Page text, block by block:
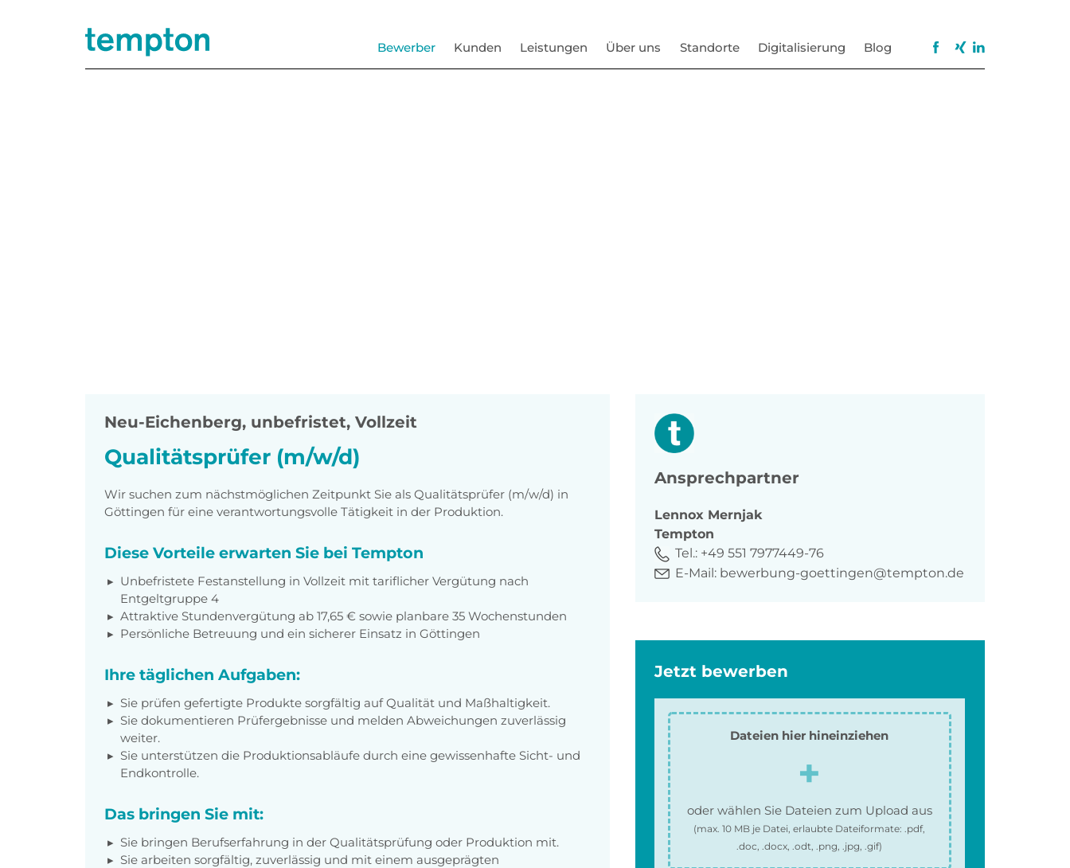
Bewerber Kunden Leistungen Über uns Standorte Digitalisierung Blog
Neu-Eichenberg, unbefristet, Vollzeit
Qualitätsprüfer (m/w/d)
Wir suchen zum nächstmöglichen Zeitpunkt Sie als Qualitätsprüfer (m/w/d) in
Göttingen für eine verantwortungsvolle Tätigkeit in der Produktion.
Diese Vorteile erwarten Sie bei Tempton
Unbefristete Festanstellung in Vollzeit mit tariflicher Vergütung nach
Entgeltgruppe 4
Attraktive Stundenvergütung ab 17,65 € sowie planbare 35 Wochenstunden
Persönliche Betreuung und ein sicherer Einsatz in Göttingen
Ihre täglichen Aufgaben:
Sie prüfen gefertigte Produkte sorgfältig auf Qualität und Maßhaltigkeit.
Sie dokumentieren Prüfergebnisse und melden Abweichungen zuverlässig
weiter.
Sie unterstützen die Produktionsabläufe durch eine gewissenhafte Sicht- und
Endkontrolle.
Das bringen Sie mit:
Sie bringen Berufserfahrung in der Qualitätsprüfung oder Produktion mit.
Sie arbeiten sorgfältig, zuverlässig und mit einem ausgeprägten
Ansprechpartner
Lennox Mernjak
Tempton
Tel.: +49 551 7977449-76
E-Mail: bewerbung-goettingen@tempton.de
Jetzt bewerben
Dateien hier hineinziehen
oder wählen Sie Dateien zum Upload aus
(max.10 MB je Datei, erlaubte Dateiformate:.pdf,
.doc, .docx, .odt, .png, .jpg, .gif)